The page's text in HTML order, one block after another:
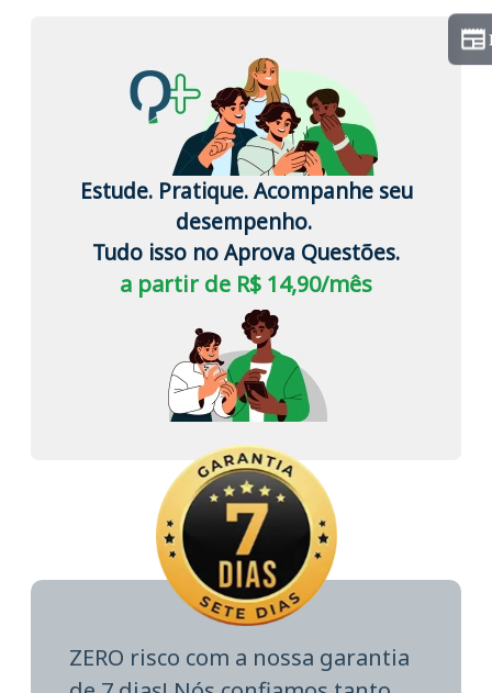
Estude. Pratique. Acompanhe seu
desempenho.
Tudo isso no Aprova Questões.
a partir de R$ 14,90/mês
ZERO risco com a nossa garantia